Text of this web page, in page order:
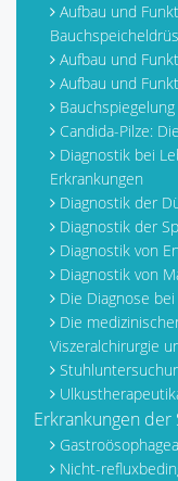
Aufbau und
Aufbau und
Aufbau und
Candida-Pilze:
Diagnostik bei
Erkrankungen
Diagnostik der
Diagnostik der
Diagnostik von
Diagnostik von
Die Diagnose
Die
Viszeralchirurgie
Erkrankungen der
Nicht-